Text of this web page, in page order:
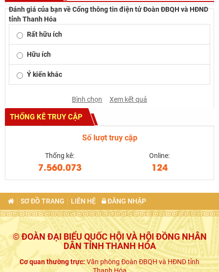
Đánh giá của bạn về Cổng thông tin điện tử Đoàn ĐBQH và HĐND
tỉnh Thanh Hóa
Rất hữu ích
Hữu ích
Ý kiến khác
Bình chọn Xem kết quả
THỐNG KÊ TRUY CẬP
Số lượt truy cập
Thống kê:
7.560.073
Online:
124
SƠ ĐỒ TRANG LIÊN HỆ ĐĂNG NHẬP
© ĐOÀN ĐẠI BIỂU QUỐC HỘI VÀ HỘI ĐỒNG NHÂN
DÂN TỈNH THANH HÓA
Cơ quan thường trực:Văn phòng Đoàn ĐBQH và HĐND tỉnh
Thanh Hóa